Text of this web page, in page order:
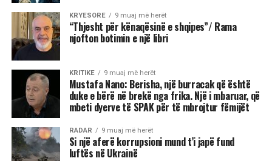
KRYESORE 9 muaj më herët
“Thjesht për kënaqësinë e shqipes”/ Rama
njofton botimin e një libri
KRITIKE 9 muaj më herët
Mustafa Nano: Berisha, një burracak që është
duke e bërë në brekë nga frika. Një i mbaruar, që
mbeti dyerve të SPAK për të mbrojtur fëmijët
RADAR 9 muaj më herët
Si një aferë korrupsioni mund t’i japë fund
luftës në Ukrainë